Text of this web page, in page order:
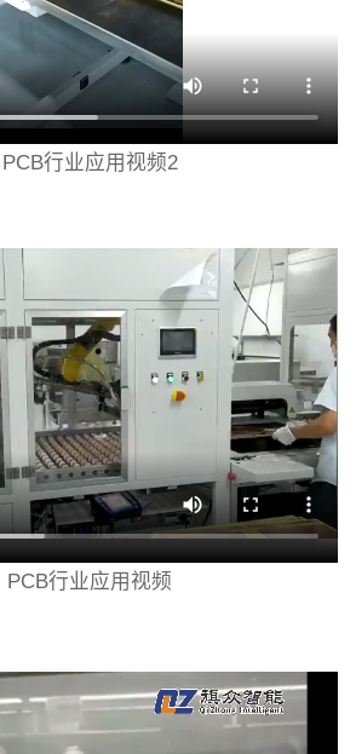
PCB行业应用视频2
PCB行业应用视频